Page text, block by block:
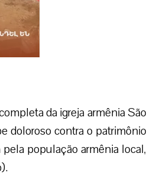
da igreja armênia São
doloroso contra o patrimônio
população armênia local,